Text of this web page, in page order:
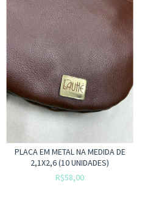
PLACA EM METAL NA MEDIDA DE
2,1X2,6 (10 UNIDADES)
R$58,00